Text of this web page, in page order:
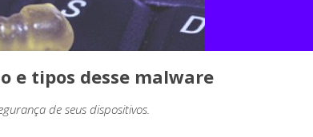
e tipos desse malware
de seus dispositivos.